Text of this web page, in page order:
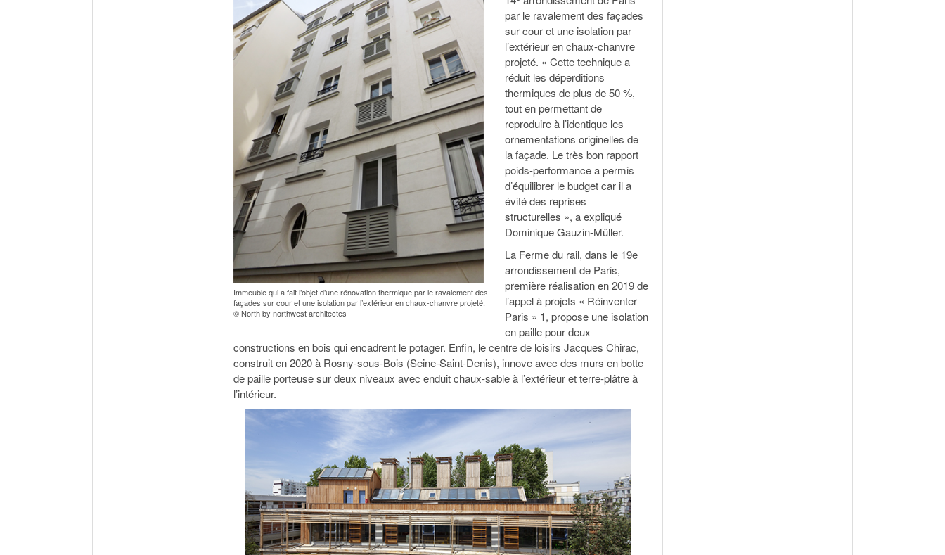
Immeuble qui a fait l’objet d’une rénovation thermique par le ravalement des
façades sur cour et une isolation par l’extérieur en chaux-chanvre projeté.
© North by northwest architectes
par le ravalement des façades
sur cour et une isolation par
l’extérieur en chaux-chanvre
projeté. « Cette technique a
réduit les déperditions
thermiques de plus de 50 %,
tout en permettant de
reproduire à l’identique les
ornementations originelles de
la façade. Le très bon rapport
poids-performance a permis
d’équilibrer le budget car il a
évité des reprises
structurelles », a expliqué
Dominique Gauzin-Müller.
La Ferme du rail, dans le 19e
arrondissement de Paris,
première réalisation en 2019 de
l’appel à projets « Réinventer
Paris » 1, propose une isolation
en paille pour deux
constructions en bois qui encadrent le potager. Enfin, le centre de loisirs Jacques Chirac,
construit en 2020 à Rosny-sous-Bois (Seine-Saint-Denis), innove avec des murs en botte
de paille porteuse sur deux niveaux avec enduit chaux-sable à l’extérieur et terre-plâtre à
l’intérieur.